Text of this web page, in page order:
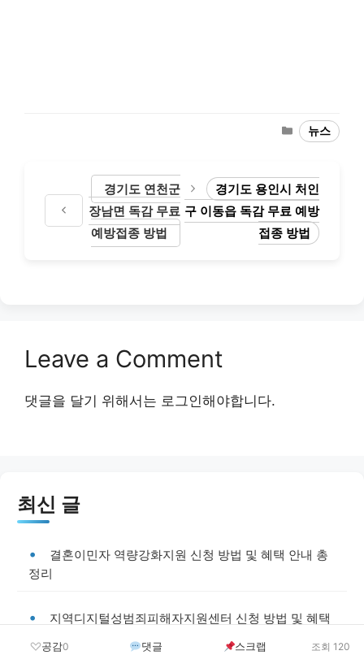
Categories
뉴스
경기도 연천군
장남면 독감 무료
예방접종 방법
경기도 용인시 처인
구 이동읍 독감 무료 예방
접종 방법
Leave a Comment
댓글을 달기 위해서는 로그인해야합니다.
최신 글
결혼이민자 역량강화지원 신청 방법 및 혜택 안내 총
정리
지역디지털성범죄피해자지원센터 신청 방법 및 혜택
공감0 댓글 스크랩 조회 120